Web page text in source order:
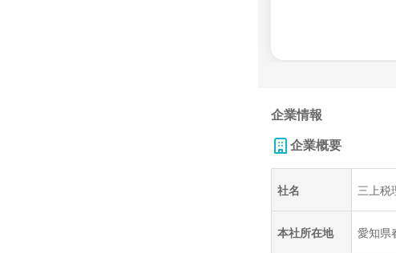
企業情報
企業概要
社名 三上税
本社所在地 愛知県